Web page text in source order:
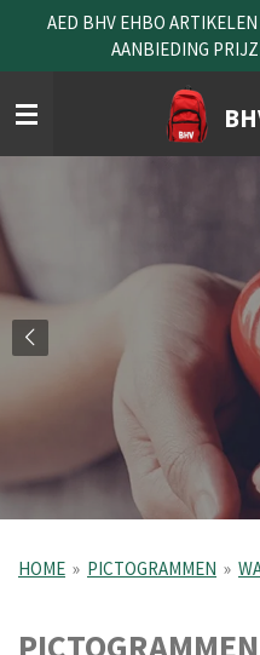
naar
de
hoofdinhoud
AED BHV EHBO
AANBIEDING
HOME » PICTOGRAMMEN »